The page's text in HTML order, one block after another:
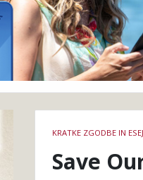
knjige
KRATKE ZGODBE IN
Save